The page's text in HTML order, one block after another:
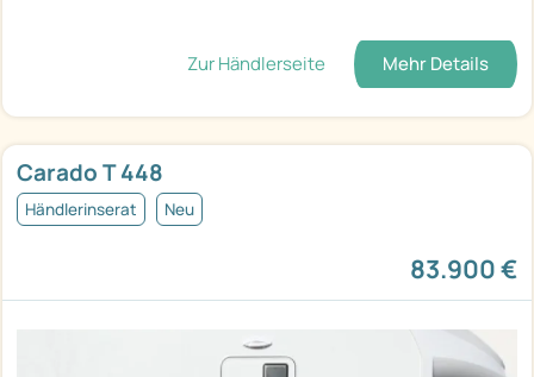
Zur Händlerseite Mehr Details
Carado T 448
Händlerinserat Neu
83.900 €